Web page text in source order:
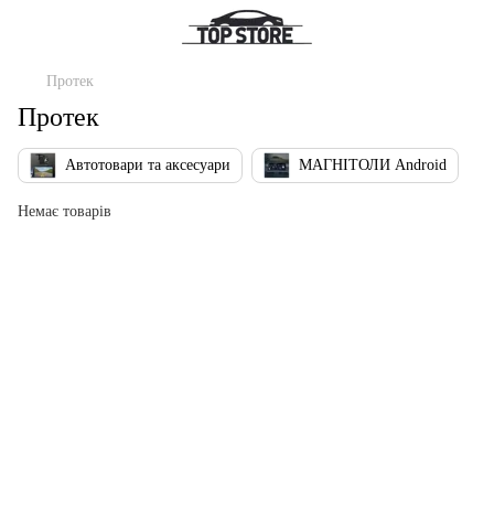
Протек
Протек
Автотовари та аксесуари МАГНІТОЛИ Android
Немає товарів